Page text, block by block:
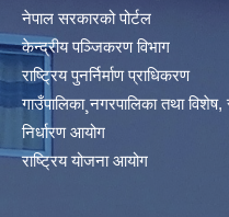
नेपाल सरकारको पोर्टल
केन्द्रीय पञ्जिकरण विभाग
राष्ट्रिय पुनर्निर्माण प्राधिकरण
गाउँपालिका¸नगरपालिका तथा विशेष,
निर्धारण आयोग​
राष्ट्रिय योजना आयोग